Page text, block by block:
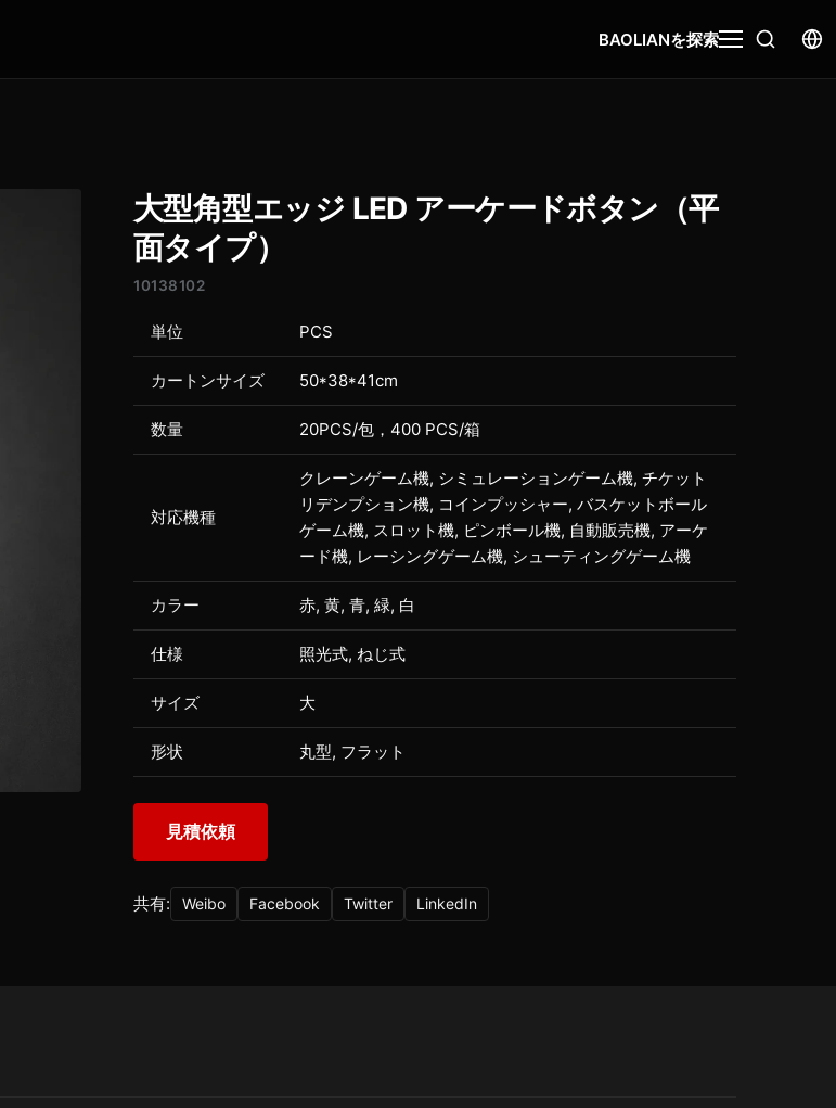
BAOLIANを探索
大型角型エッジ LED アーケードボタン（平
面タイプ）
10138102
単位 PCS
カートンサイズ 50*38*41cm
数量 20PCS/包，400 PCS/箱
対応機種
クレーンゲーム機, シミュレーションゲーム機, チケット
リデンプション機, コインプッシャー, バスケットボール
ゲーム機, スロット機, ピンボール機, 自動販売機, アーケ
ード機, レーシングゲーム機, シューティングゲーム機
カラー 赤, 黄, 青, 緑, 白
仕様 照光式, ねじ式
サイズ 大
形状 丸型, フラット
見積依頼
共有: Weibo Facebook Twitter LinkedIn